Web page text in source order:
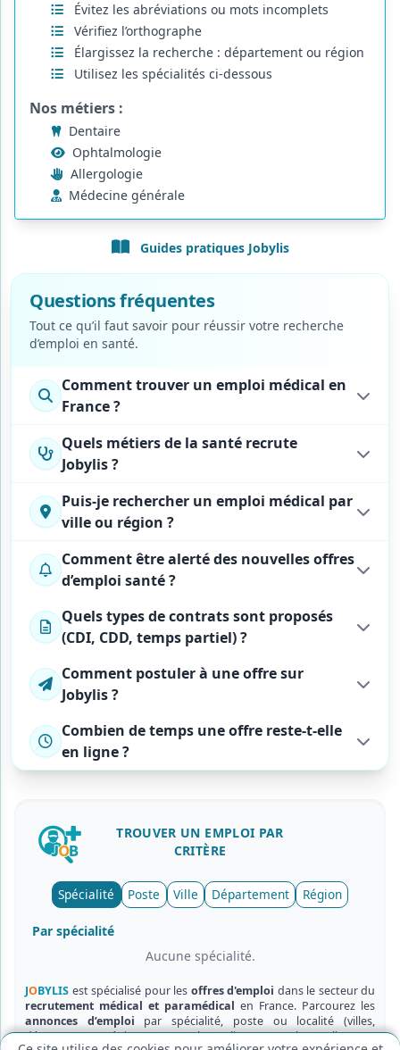
Évitez les abréviations ou mots incomplets
Vérifiez l’orthographe
Élargissez la recherche : département ou région
Utilisez les spécialités ci-dessous
Nos métiers :
Dentaire
Ophtalmologie
Allergologie
Médecine générale
Guides pratiques Jobylis
Questions fréquentes
Tout ce qu’il faut savoir pour réussir votre recherche
d’emploi en santé.
Comment trouver un emploi médical en
France ?
Quels métiers de la santé recrute
Jobylis ?
Puis-je rechercher un emploi médical par
ville ou région ?
Comment être alerté des nouvelles offres
d’emploi santé ?
Quels types de contrats sont proposés
(CDI, CDD, temps partiel) ?
Comment postuler à une offre sur
Jobylis ?
Combien de temps une offre reste-t-elle
en ligne ?
Cookies fonctionnels (obligatoires)
Nécessaires au bon fonctionnement du site.
Nous aident à améliorer le site via des statistiques
anonymes.
Enregistrer Annuler
TROUVER UN EMPLOI PAR
CRITÈRE
Spécialité Poste Ville Département Région
Par spécialité
Aucune spécialité.
JOBYLIS est spécialisé pour les offres d'emploi dans le secteur du
recrutement médical et paramédical en France. Parcourez les
annonces d’emploi par spécialité, poste ou localité (villes,
départements, régions) et postulez en ligne en quelques clics.